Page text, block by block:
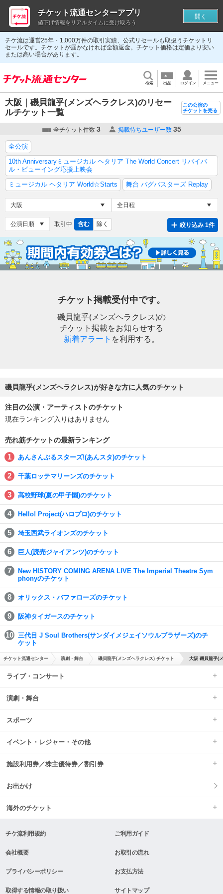
チケ流は運営25年・1,000万件の取引実績、公式リセールも取扱うチケットリ
セールです。チケットが届かなければ全額返金。チケット価格は定価より安い
または高い場合があります。
検索 出品 ログイン メニュー
大阪｜磯貝龍乎(メンズヘラクレス)のリセー
ルチケット一覧
この公演の
チケットを売る
全チケット件数 3 掲載待ちユーザー数 35
全公演
10th Anniversaryミュージカル ヘタリア The World Concert リバイバ
ル・ビューイング応援上映会
ミュージカル ヘタリア World☆Starts
舞台 バグバスターズ Replay
取引中 含む 除く 絞り込み 1件
チケット掲載受付中です。
磯貝龍乎(メンズヘラクレス)の
チケット掲載をお知らせする
新着アラート を利用する。
磯貝龍乎(メンズヘラクレス)が好きな方に人気のチケット
注目の公演・アーティストのチケット
現在ランキング入りはありません
売れ筋チケットの最新ランキング
あんさんぶるスターズ!(あんスタ)のチケット
千葉ロッテマリーンズのチケット
高校野球(夏の甲子園)のチケット
Hello! Project(ハロプロ)のチケット
埼玉西武ライオンズのチケット
巨人(読売ジャイアンツ)のチケット
New HISTORY COMING ARENA LIVE The Imperial Theatre Sym
phonyのチケット
オリックス・バファローズのチケット
阪神タイガースのチケット
三代目 J Soul Brothers(サンダイメジェイソウルブラザーズ)のチ
ケット
チケット流通センター 演劇・舞台 磯貝龍乎(メンズヘラクレス) チケット 大阪 磯貝龍乎(
ライブ・コンサート
演劇・舞台
スポーツ
イベント・レジャー・その他
施設利用券／株主優待券／割引券
お出かけ
海外のチケット
チケ流利用規約 ご利用ガイド
会社概要 お取引の流れ
プライバシーポリシー お支払方法
取得する情報の取り扱い サイトマップ
チケット流通センターアプリ
値下げ情報をリアルタイムに受け取ろう
開く